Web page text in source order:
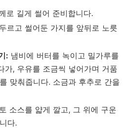
로 길게 썰어 준비합니다.
르고 썰어둔 가지를 앞뒤로 노릇
: 냄비에 버터를 녹이고 밀가루를
가, 우유를 조금씩 넣어가며 거품
맞춰줍니다. 소금과 후추로 간을
소스를 얇게 깔고, 그 위에 구운
다.